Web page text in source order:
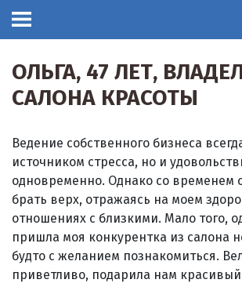
ОЛЬГА, 47 ЛЕТ,
САЛОНА КРАСОТЫ
Ведение собственного бизнеса
источником стресса, но и
одновременно. Однако со временем
брать верх, отражаясь на моем
отношениях с близкими. Мало того,
пришла моя конкурентка из салона
будто с желанием познакомиться.
приветливо, подарила нам